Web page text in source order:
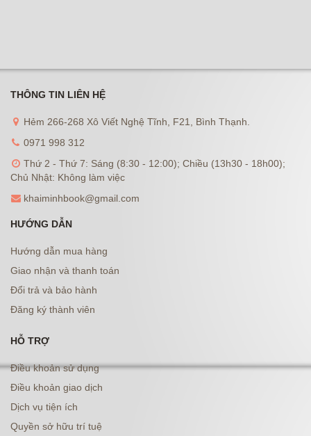
THÔNG TIN LIÊN HỆ
Hẻm 266-268 Xô Viết Nghệ Tĩnh, F21, Bình Thạnh.
0971 998 312
Thứ 2 - Thứ 7: Sáng (8:30 - 12:00); Chiều (13h30 - 18h00);
Chủ Nhật: Không làm việc
khaiminhbook@gmail.com
HƯỚNG DẪN
Hướng dẫn mua hàng
Giao nhận và thanh toán
Đổi trả và bảo hành
Đăng ký thành viên
HỖ TRỢ
Điều khoản sử dụng
Điều khoản giao dịch
Dịch vụ tiện ích
Quyền sở hữu trí tuệ